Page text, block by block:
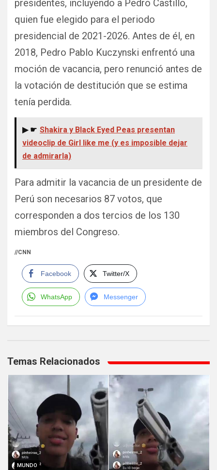
presidentes, incluyendo a Pedro Castillo,
quien fue elegido para el periodo
presidencial de 2021-2026. Antes de él, en
2018, Pedro Pablo Kuczynski enfrentó una
moción de vacancia, pero renunció antes de
la votación de destitución que se estima
tenía perdida.
▶ ☛ Shakira y Black Eyed Peas presentan
videoclip de Girl like me (y es imposible dejar
de admirarla)
Para admitir la vacancia de un presidente de
Perú son necesarios 87 votos, que
corresponden a dos tercios de los 130
miembros del Congreso.
//CNN
Facebook Twitter/X
WhatsApp Messenger
de
entradas
Temas Relacionados
MUNDO